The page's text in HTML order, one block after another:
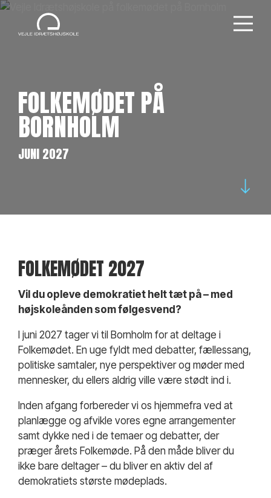
FOLKEMØDET PÅ
BORNHOLM
JUNI 2027
FOLKEMØDET 2027
Vil du opleve demokratiet helt tæt på – med
højskoleånden som følgesvend?
I juni 2027 tager vi til Bornholm for at deltage i
Folkemødet. En uge fyldt med debatter, fællessang,
politiske samtaler, nye perspektiver og møder med
mennesker, du ellers aldrig ville være stødt ind i.
Inden afgang forbereder vi os hjemmefra ved at
planlægge og afvikle vores egne arrangementer
samt dykke ned i de temaer og debatter, der
præger årets Folkemøde. På den måde bliver du
ikke bare deltager – du bliver en aktiv del af
demokratiets største mødeplads.